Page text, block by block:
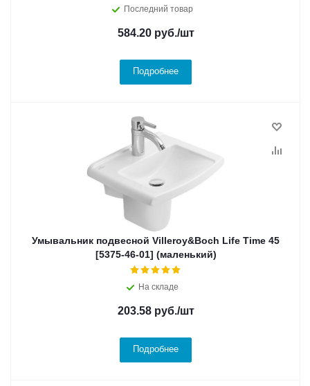
Последний товар
584.20руб./шт
Подробнее
Умывальник подвесной Villeroy&Boch Life Time 45
[5375-46-01] (маленький)
На складе
203.58руб./шт
Подробнее